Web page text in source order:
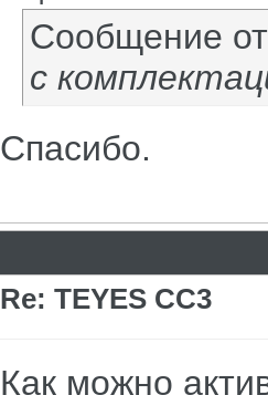
Сообщение
с
Спасибо.
Re: TEYES CC3
Как можно